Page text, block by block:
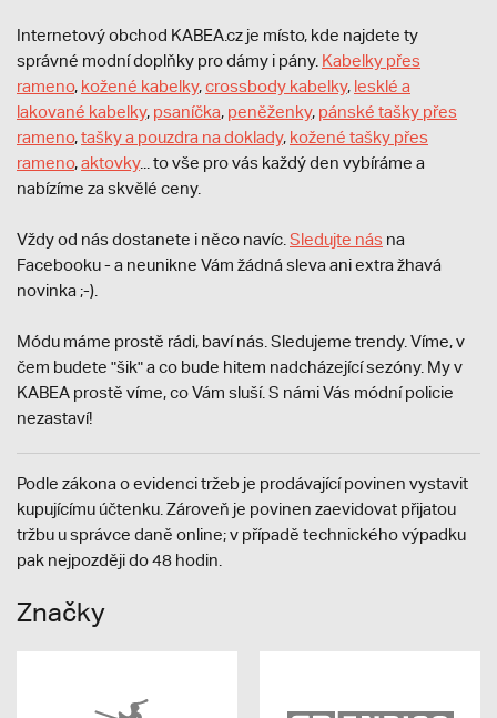
Internetový obchod KABEA.cz je místo, kde najdete ty
správné modní doplňky pro dámy i pány. Kabelky přes
rameno, kožené kabelky,crossbody kabelky, lesklé a
lakované kabelky, psaníčka, peněženky, pánské tašky přes
rameno,tašky a pouzdra na doklady, kožené tašky přes
rameno,aktovky... to vše pro vás každý den vybíráme a
nabízíme za skvělé ceny.
Vždy od nás dostanete i něco navíc. Sledujte nás na
Facebooku - a neunikne Vám žádná sleva ani extra žhavá
novinka ;-).
Módu máme prostě rádi, baví nás. Sledujeme trendy. Víme, v
čem budete "šik" a co bude hitem nadcházející sezóny. My v
KABEA prostě víme, co Vám sluší. S námi Vás módní policie
nezastaví!
Podle zákona o evidenci tržeb je prodávající povinen vystavit
kupujícímu účtenku. Zároveň je povinen zaevidovat přijatou
tržbu u správce daně online; v případě technického výpadku
pak nejpozději do 48 hodin.
Značky